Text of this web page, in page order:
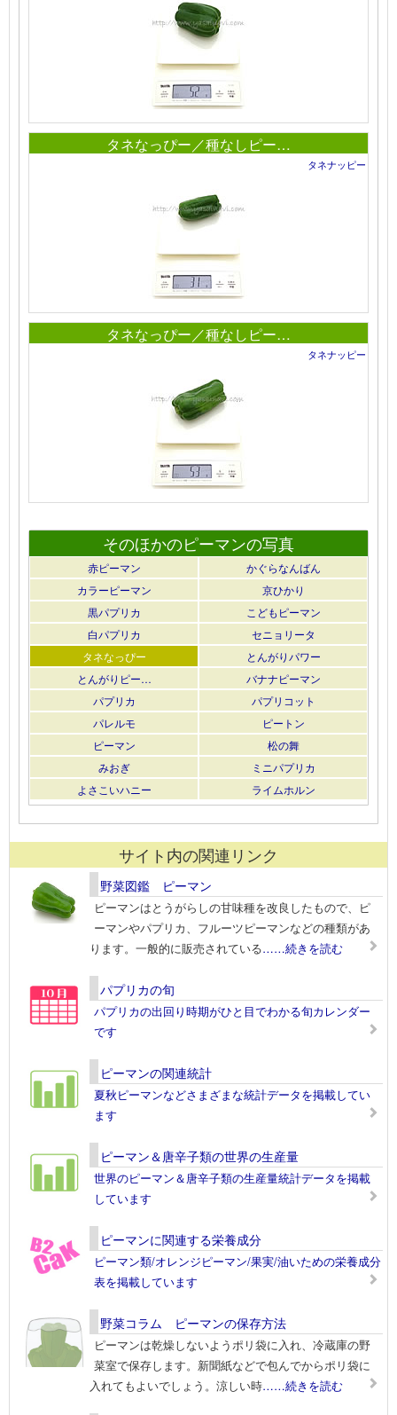
タネなっぴー／種なしピー…
タネナッピー
タネなっぴー／種なしピー…
タネナッピー
そのほかのピーマンの写真
赤ピーマン
かぐらなんばん
カラーピーマン
京ひかり
黒パプリカ
こどもピーマン
白パプリカ
セニョリータ
タネなっぴー
とんがりパワー
とんがりピー…
バナナピーマン
パプリカ
パプリコット
パレルモ
ピートン
ピーマン
松の舞
みおぎ
ミニパプリカ
よさこいハニー
ライムホルン
サイト内の関連リンク
野菜図鑑 ピーマン
ピーマンはとうがらしの甘味種を改良したもので、ピ
ーマンやパプリカ、フルーツピーマンなどの種類があ
ります。一般的に販売されている……続きを読む
パプリカの旬
パプリカの出回り時期がひと目でわかる旬カレンダー
です
ピーマンの関連統計
夏秋ピーマンなどさまざまな統計データを掲載してい
ます
ピーマン＆唐辛子類の世界の生産量
世界のピーマン＆唐辛子類の生産量統計データを掲載
しています
ピーマンに関連する栄養成分
ピーマン類/オレンジピーマン/果実/油いための栄養成分
表を掲載しています
野菜コラム ピーマンの保存方法
ピーマンは乾燥しないようポリ袋に入れ、冷蔵庫の野
菜室で保存します。新聞紙などで包んでからポリ袋に
入れてもよいでしょう。涼しい時……続きを読む